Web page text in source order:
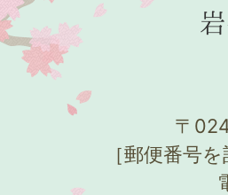
〒
［郵便番号